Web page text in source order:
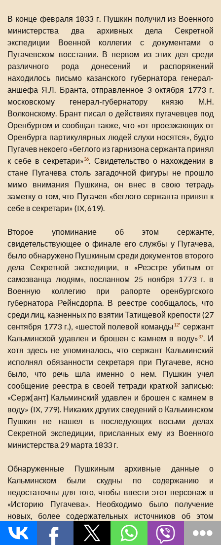
В конце февраля 1833 г. Пушкин получил из Военного
министерства два архивных дела Секретной
экспедиции Военной коллегии с документами о
Пугачевском восстании. В первом из этих дел среди
различного рода донесений и распоряжений
находилось письмо казанского губернатора генерал-
аншефа Я.Л. Бранта, отправленное 3 октября 1773 г.
московскому генерал-губернатору князю М.Н.
Волконскому. Брант писал о действиях пугачевцев под
Оренбургом и сообщал также, что «от проезжающих от
Оренбурга партикулярных людей слухи носятся», будто
Пугачев некоего «беглого из гарнизона сержанта принял
к себе в секретари»36. Свидетельство о нахождении в
стане Пугачева столь загадочной фигуры не прошло
мимо внимания Пушкина, он внес в свою тетрадь
заметку о том, что Пугачев «беглого сержанта принял к
себе в секретари» (IX, 619).
Второе упоминание об этом сержанте,
свидетельствующее о финале его службы у Пугачева,
было обнаружено Пушкиным среди документов второго
дела Секретной экспедиции, в «Реэстре убитым от
самозванца людям», посланном 25 ноября 1773 г. в
Военную коллегию при рапорте оренбургского
губернатора Рейнсдорпа. В реестре сообщалось, что
среди лиц, казненных по взятии Татищевой крепости (27
сентября 1773 г.), «шестой полевой команды12* сержант
Кальминской удавлен и брошен с камнем в воду»37. И
хотя здесь не упоминалось, что сержант Кальминский
исполнял обязанности секретаря при Пугачеве, ясно
было, что речь шла именно о нем. Пушкин учел
сообщение реестра в своей тетради краткой записью:
«Серж[ант] Кальминский удавлен и брошен с камнем в
воду» (IX, 779). Никаких других сведений о Кальминском
Пушкин не нашел в последующих восьми делах
Секретной экспедиции, присланных ему из Военного
министерства 29 марта 1833 г.
Обнаруженные Пушкиным архивные данные о
Кальминском были скудны по содержанию и
недостаточны для того, чтобы ввести этот персонаж в
«Историю Пугачева». Необходимо было получение
новых, более содержательных источников об этом
случайном сотруднике Пугачева. И один из таких
источников Пушкину удалось найти во время